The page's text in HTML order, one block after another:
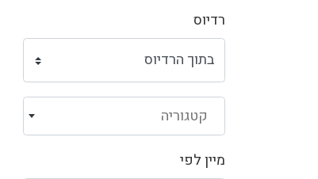
רדיוס
קטגוריה
מיין לפי